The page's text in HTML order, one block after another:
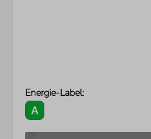
Energie-Label: